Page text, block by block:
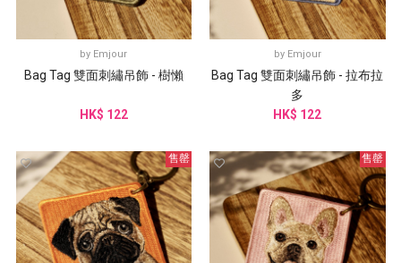
by Emjour
Bag Tag 雙面刺繡吊飾 - 樹懶
HK$ 122
by Emjour
Bag Tag 雙面刺繡吊飾 - 拉布拉
多
HK$ 122
售罄 售罄